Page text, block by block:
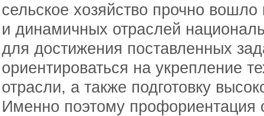
сельское хозяйство прочно
и динамичных отраслей
для достижения поставленных
ориентироваться на укрепление
отрасли, а также подготовку
Именно поэтому профориентация